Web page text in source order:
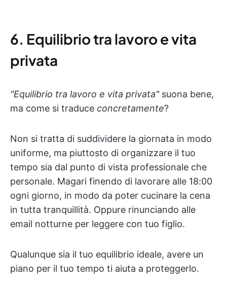
6. Equilibrio tra lavoro e vita
privata
"Equilibrio tra lavoro e vita privata"suona bene,
ma come si traduce concretamente?
Non si tratta di suddividere la giornata in modo
uniforme, ma piuttosto di organizzare il tuo
tempo sia dal punto di vista professionale che
personale. Magari finendo di lavorare alle 18:00
ogni giorno, in modo da poter cucinare la cena
in tutta tranquillità. Oppure rinunciando alle
email notturne per leggere con tuo figlio.
Qualunque sia il tuo equilibrio ideale, avere un
piano per il tuo tempo ti aiuta a proteggerlo.